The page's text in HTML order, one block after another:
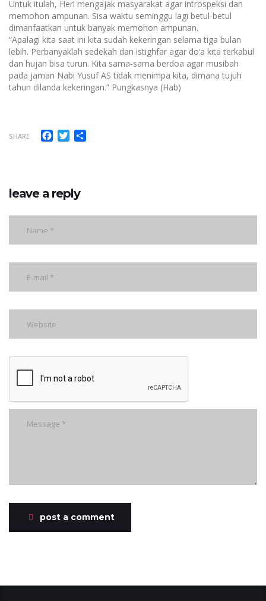
Untuk itulah, Heri mengajak masyarakat agar introspeksi dan
memohon ampunan. Sisa waktu seminggu lagi betul-betul
dimanfaatkan untuk banyak memohon ampunan.‎
“Apalagi kita saat ini kita sudah kekeringan selama tiga bulan
lebih. Perbanyaklah sedekah dan istighfar agar do’a kita terkabul
dan hujan bisa turun. Kita sama-sama berdoa agar musibah
pada jaman Nabi Yusuf AS tidak menimpa kita, dimana tujuh
tahun dilanda kekeringan.” Pungkasnya (Hab)
SHARE Facebook
Twitter
leave a reply
post a comment